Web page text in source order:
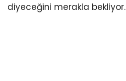
diyeceğini merakla bekliyor.